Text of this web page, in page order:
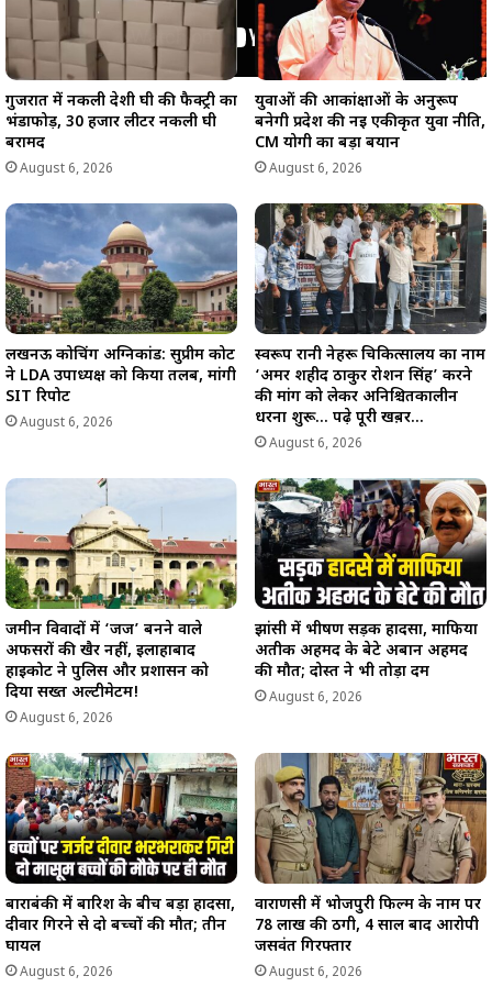
गुजरात में नकली देशी घी की फैक्ट्री का
भंडाफोड़, 30 हजार लीटर नकली घी
बरामद
August 6, 2026
युवाओं की आकांक्षाओं के अनुरूप
बनेगी प्रदेश की नई एकीकृत युवा नीति,
CM योगी का बड़ा बयान
August 6, 2026
लखनऊ कोचिंग अग्निकांड: सुप्रीम कोर्ट
ने LDA उपाध्यक्ष को किया तलब, मांगी
SIT रिपोर्ट
August 6, 2026
स्वरूप रानी नेहरू चिकित्सालय का नाम
‘अमर शहीद ठाकुर रोशन सिंह’ करने
की मांग को लेकर अनिश्चितकालीन
धरना शुरू… पढ़े पूरी खब़र…
August 6, 2026
जमीन विवादों में ‘जज’ बनने वाले
अफसरों की खैर नहीं, इलाहाबाद
हाईकोर्ट ने पुलिस और प्रशासन को
दिया सख्त अल्टीमेटम!
August 6, 2026
झांसी में भीषण सड़क हादसा, माफिया
अतीक अहमद के बेटे अबान अहमद
की मौत; दोस्त ने भी तोड़ा दम
August 6, 2026
बाराबंकी में बारिश के बीच बड़ा हादसा,
दीवार गिरने से दो बच्चों की मौत; तीन
घायल
August 6, 2026
वाराणसी में भोजपुरी फिल्म के नाम पर
78 लाख की ठगी, 4 साल बाद आरोपी
जसवंत गिरफ्तार
August 6, 2026